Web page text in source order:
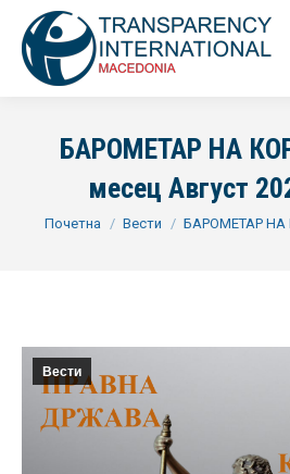
БАРОМЕТАР НА
месец Август
You are here:
Почетна Вести БАРОМЕТАР НА
Вести